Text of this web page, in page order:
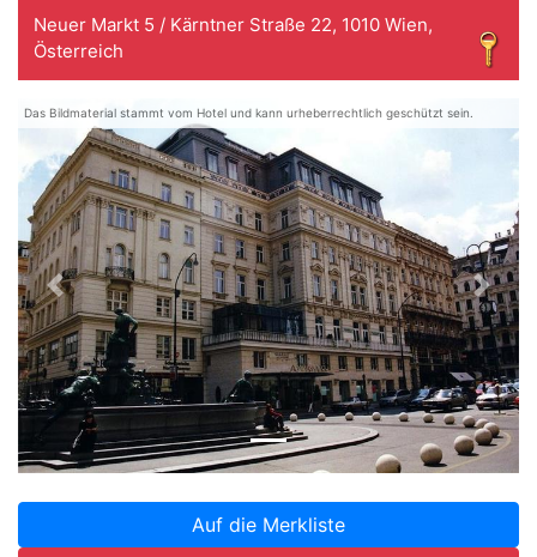
Neuer Markt 5 / Kärntner Straße 22, 1010 Wien,
Österreich
Das Bildmaterial stammt vom Hotel und kann urheberrechtlich geschützt sein.
Zurück
Auf die Merkliste